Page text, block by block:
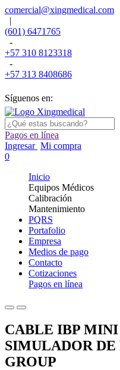
comercial@xingmedical.com
|
(601) 6471765
-
+57 310 8123318
-
+57 313 8408686
Síguenos en:
Pagos en línea
Ingresar Mi compra
0
Inicio
Equipos Médicos
Calibración
Mantenimiento
PQRS
Portafolio
Empresa
Medios de pago
Contacto
Cotizaciones
Pagos en línea
CABLE IBP
SIMULADOR DE
GROUP